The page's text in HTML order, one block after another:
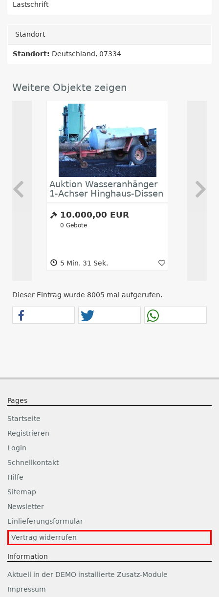
Lastschrift
Standort
Standort: Deutschland, 07334
Weitere Objekte zeigen
Auktion Wasseranhänger
1-Achser Hinghaus-Dissen
10.000,00 EUR
0 Gebote
5 Min. 31 Sek.
Dieser Eintrag wurde 8005 mal aufgerufen.
Pages
Startseite
Registrieren
Login
Schnellkontakt
Hilfe
Sitemap
Newsletter
Einlieferungsformular
Vertrag widerrufen
Information
Aktuell in der DEMO installierte Zusatz-Module
Impressum